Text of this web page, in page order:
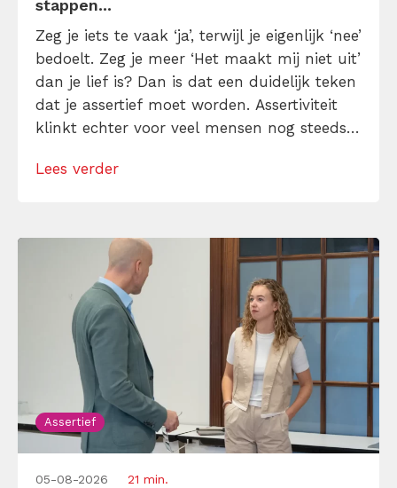
stappen...
Zeg je iets te vaak ‘ja’, terwijl je eigenlijk ‘nee’
bedoelt. Zeg je meer ‘Het maakt mij niet uit’
dan je lief is? Dan is dat een duidelijk teken
dat je assertief moet worden. Assertiviteit
klinkt echter voor veel mensen nog steeds
maar dat is niet zo. Assertiviteit draait juist
Lees verder
Assertief
05-08-2026 21 min.